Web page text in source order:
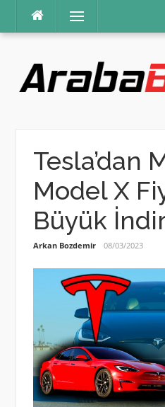
Menü
Tesla’dan
Model X
Büyük
Arkan Bozdemir 08/03/2023